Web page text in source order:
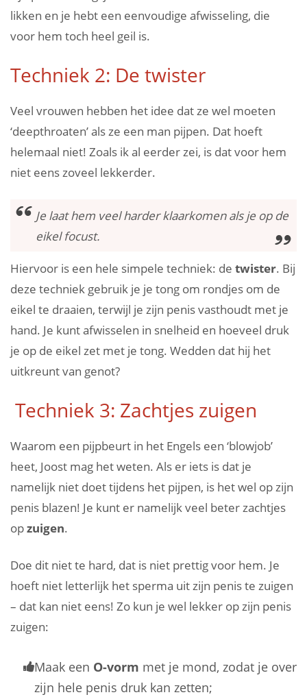
likken en je hebt een eenvoudige afwisseling, die
voor hem toch heel geil is.
Techniek 2: De twister
Veel vrouwen hebben het idee dat ze wel moeten
‘deepthroaten’ als ze een man pijpen. Dat hoeft
helemaal niet! Zoals ik al eerder zei, is dat voor hem
niet eens zoveel lekkerder.
Je laat hem veel harder klaarkomen als je op de
eikel focust.
Hiervoor is een hele simpele techniek: de twister. Bij
deze techniek gebruik je je tong om rondjes om de
eikel te draaien, terwijl je zijn penis vasthoudt met je
hand. Je kunt afwisselen in snelheid en hoeveel druk
je op de eikel zet met je tong. Wedden dat hij het
uitkreunt van genot?
Techniek 3: Zachtjes zuigen
Waarom een pijpbeurt in het Engels een ‘blowjob’
heet, Joost mag het weten. Als er iets is dat je
namelijk niet doet tijdens het pijpen, is het wel op zijn
penis blazen! Je kunt er namelijk veel beter zachtjes
opzuigen.
Doe dit niet te hard, dat is niet prettig voor hem. Je
hoeft niet letterlijk het sperma uit zijn penis te zuigen
– dat kan niet eens! Zo kun je wel lekker op zijn penis
zuigen:
Maak een O-vorm met je mond, zodat je over
zijn hele penis druk kan zetten;